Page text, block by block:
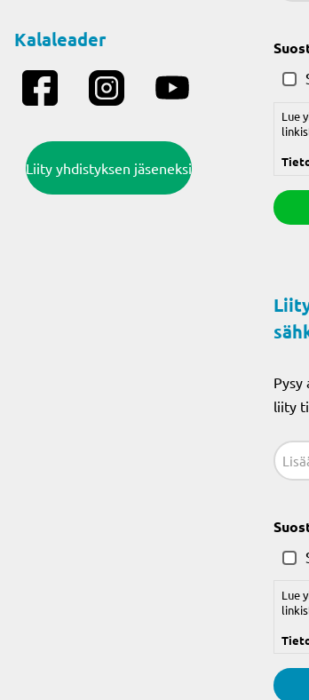
Kalaleader
Liity yhdistyksen jäseneksi
Lue
Pysy
liity
Lue